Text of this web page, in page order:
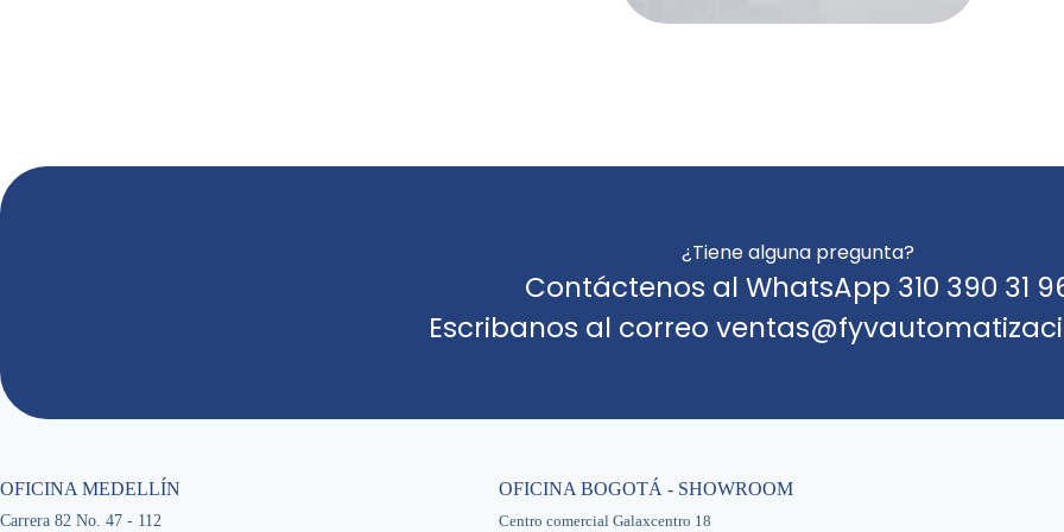
¿Tiene alguna pregunta?
Contáctenos al WhatsApp 310 390 31
Escribanos al correo
OFICINA MEDELLÍN
Carrera 82 No. 47 - 112
OFICINA BOGOTÁ - SHOWROOM
Centro comercial Galaxcentro 18